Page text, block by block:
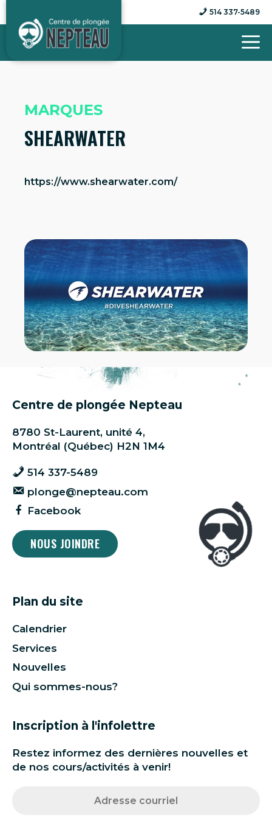
contenu
514 337-5489
MARQUES
SHEARWATER
https://www.shearwater.com/
Centre de plongée Nepteau
8780 St-Laurent, unité 4,
Montréal (Québec) H2N 1M4
514 337-5489
plonge@nepteau.com
Facebook
NOUS JOINDRE
Plan du site
Calendrier
Services
Nouvelles
Qui sommes-nous?
Inscription à l'infolettre
Restez informez des dernières nouvelles et
de nos cours/activités à venir!